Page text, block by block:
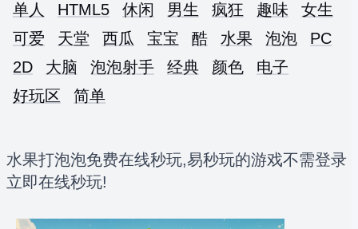
单人
HTML5 休闲 男生 疯狂 趣味
女生
可爱
天堂 西瓜 宝宝 酷 水果 泡泡
PC
2D
大脑 泡泡射手 经典 颜色
电子
好玩区
简单
水果打泡泡免费在线秒玩,易秒玩的游戏不需登录
立即在线秒玩!